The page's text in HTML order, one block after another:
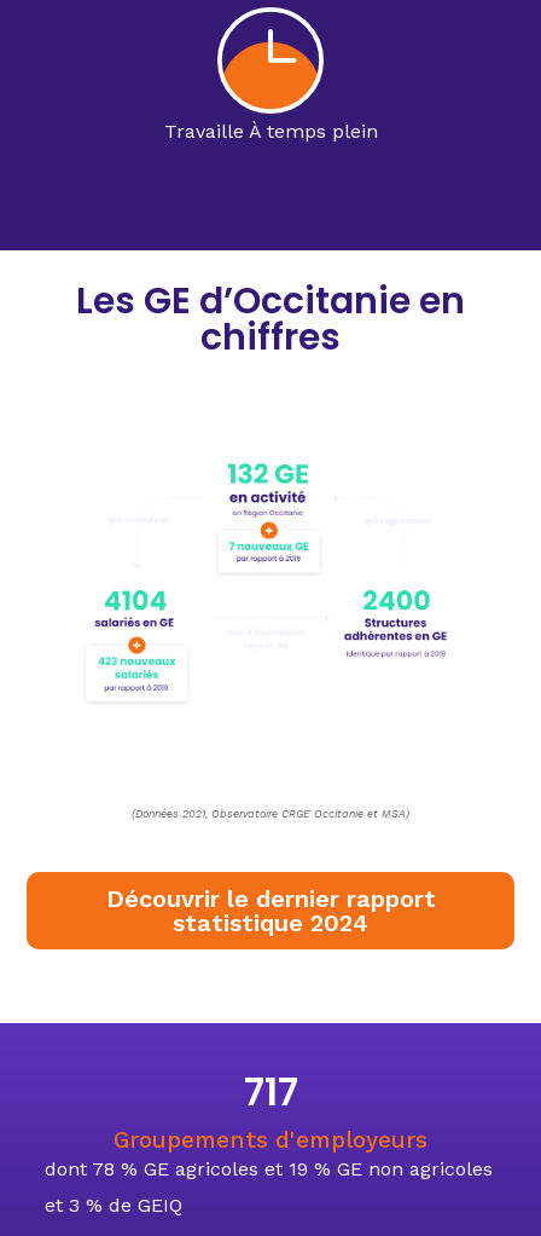
Travaille À temps plein
Les GE d’Occitanie en
chiffres
(Données 2021, Observatoire CRGE Occitanie et MSA)
Découvrir le dernier rapport
statistique 2024
Groupements d'employeurs
718
dont 78 % GE agricoles et 19 % GE non agricoles
et 3 % de GEIQ